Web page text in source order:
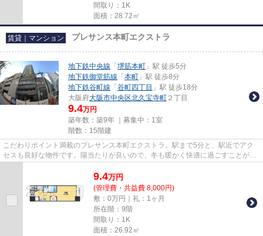
間取り：1K
面積：28.72㎡
賃貸｜マンション プレサンス本町エクストラ
地下鉄中央線 「 堺筋本町 」駅 徒歩5分
地下鉄御堂筋線 「 本町 」駅 徒歩8分
地下鉄谷町線 「 谷町四丁目 」駅 徒歩18分
大阪府大阪市中央区北久宝寺町 ２丁目
9.4万円
築年数：築9年 ｜募集中： 1室
階数：15階建
こだわりポイント満載のプレサンス本町エクストラ。駅まで5分と、駅近でアク
セスも良好な物件です。陽当たりが良いので、冬も暖かく快適に過ごすことがで
9.4万円
(管理費・共益費 8,000円)
敷：0万円｜礼：1ヶ月
所在階：9階
間取り：1K
面積：26.92㎡